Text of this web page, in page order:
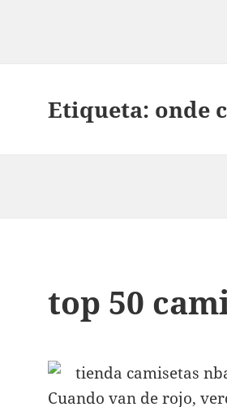
Etiqueta: onde
top 50
Cuando van de rojo,